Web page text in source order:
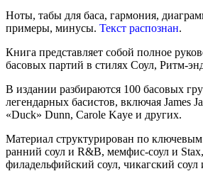
Ноты, табы для баса, гармония,
примеры, минусы. Текст распознан.
Книга представляет собой полное
басовых партий в стилях Соул, Ритм-
В издании разбираются 100 басовых
легендарных басистов, включая James
«Duck» Dunn, Carole Kaye и других.
Материал структурирован по
ранний соул и R&B, мемфис-соул и
филадельфийский соул, чикагский соул